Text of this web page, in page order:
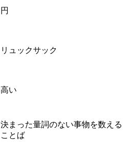
円
リュックサック
高い
決まった量詞のない事物を数える
ことば